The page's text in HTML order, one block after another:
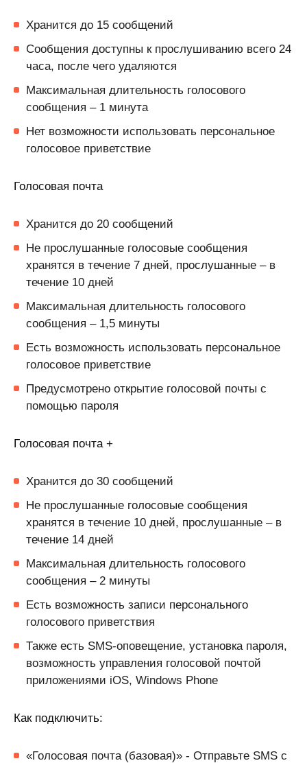
Хранится до 15 сообщений
Сообщения доступны к прослушиванию всего 24
часа, после чего удаляются
Максимальная длительность голосового
сообщения – 1 минута
Нет возможности использовать персональное
голосовое приветствие
Голосовая почта
Хранится до 20 сообщений
Не прослушанные голосовые сообщения
хранятся в течение 7 дней, прослушанные – в
течение 10 дней
Максимальная длительность голосового
сообщения – 1,5 минуты
Есть возможность использовать персональное
голосовое приветствие
Предусмотрено открытие голосовой почты с
помощью пароля
Голосовая почта +
Хранится до 30 сообщений
Не прослушанные голосовые сообщения
хранятся в течение 10 дней, прослушанные – в
течение 14 дней
Максимальная длительность голосового
сообщения – 2 минуты
Есть возможность записи персонального
голосового приветствия
Также есть SMS-оповещение, установка пароля,
возможность управления голосовой почтой
приложениями iOS, Windows Phone
Как подключить:
«Голосовая почта (базовая)» - Отправьте SMS с